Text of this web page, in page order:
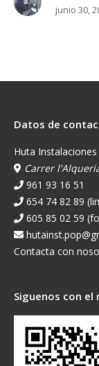
junio 30,
Datos de
Huta Instalaciones
Carrer
961 93 16 51
654 74 82 89
605 85 02 59
Contacta con
Siguenos con el